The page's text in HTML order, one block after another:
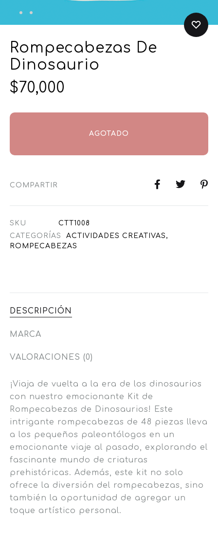
Rompecabezas De
Dinosaurio
$70,000
AGOTADO
COMPARTIR
SKU
CTT1008
CATEGORÍAS
ACTIVIDADES CREATIVAS ,
ROMPECABEZAS
DESCRIPCIÓN
MARCA
VALORACIONES (0)
¡Viaja de vuelta a la era de los dinosaurios
con nuestro emocionante Kit de
Rompecabezas de Dinosaurios! Este
intrigante rompecabezas de 48 piezas lleva
a los pequeños paleontólogos en un
emocionante viaje al pasado, explorando el
fascinante mundo de criaturas
prehistóricas. Además, este kit no solo
ofrece la diversión del rompecabezas, sino
también la oportunidad de agregar un
toque artístico personal.